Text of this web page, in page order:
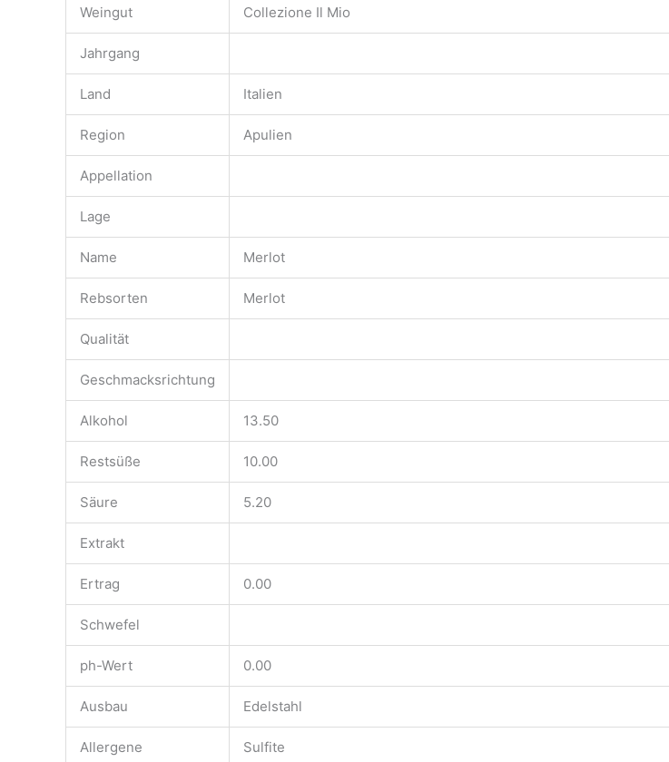
Weingut Collezione Il Mio
Jahrgang
Land Italien
Region Apulien
Appellation
Lage
Name Merlot
Rebsorten Merlot
Qualität
Geschmacksrichtung
Alkohol 13.50
Restsüße 10.00
Säure 5.20
Extrakt
Ertrag 0.00
Schwefel
ph-Wert 0.00
Ausbau Edelstahl
Allergene Sulfite